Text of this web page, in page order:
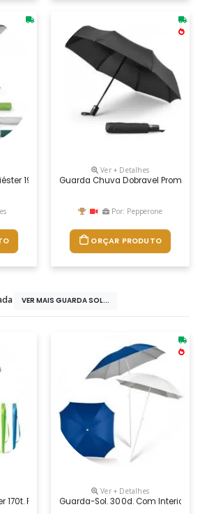
190t Dobrável Em 3 Secções E De
Ver + Detalhes
Guarda Chuva Dobravel
Por: Pepperone
ORÇAR PRODUTO
VER MAIS GUARDA SOL...
170t. Fornecido Em Bolsa. Ø1400 Mm | 1600
Ver + Detalhes
Guarda-Sol. 300d. Com Interior